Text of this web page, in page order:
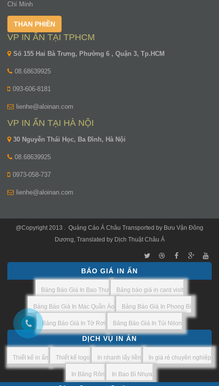
Chí Minh
THAN PHIỀN
VP IN ẤN TẠI TPHCM
Số 155 Hai Bà Trưng, Phường 6 , Quận 3, Tp.HCM
08.68639925
093-606-8181
lienhe@aloinan.com
VP IN ẤN TẠI HÀ NỘI
30 Nguyễn Thái Học, Ba Đình, Hà Nội
08.68639925
0973-058-737
lienhe@aloinan.com
@Copyright 2013 . Quảng Cáo Á Châu Transported by Bưu Vận Đông
Dương, Translated by Dịch Thuật Châu Á
BÁO GIÁ IN ẤN
Bảng Báo Giá In Bao Thư Bảng báo giá in card visit
Bảng Báo Giá In Mác Quần Áo Bảng Báo Giá In Phong Bì
Bảng Báo Giá In Tờ Rơi Bảng Báo Giá In Túi Nilon
DỊCH VỤ IN ẤN
Thiết kế in ấn Thiết kế logo In nhanh lấy liền In giá rẻ chuyên nghiệp
In Băng Rôn In Bao Bì Nhựa